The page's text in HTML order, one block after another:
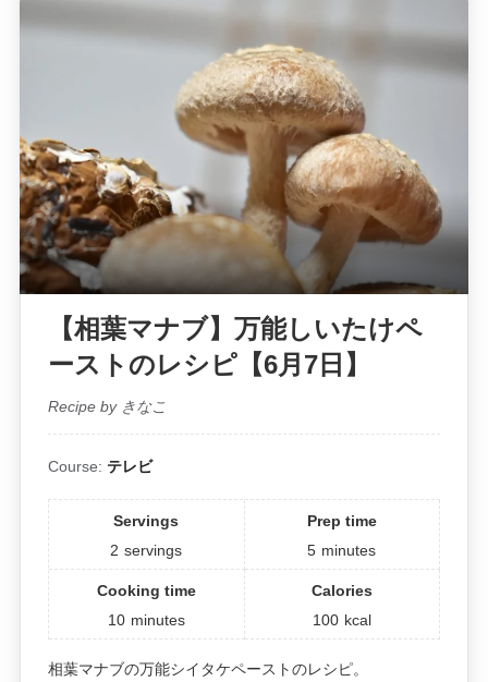
【相葉マナブ】万能しいたけペ
ーストのレシピ【6月7日】
Recipe by きなこ
Course: テレビ
Servings
2 servings
Prep time
5 minutes
Cooking time
10 minutes
Calories
100 kcal
相葉マナブの万能シイタケペーストのレシピ。